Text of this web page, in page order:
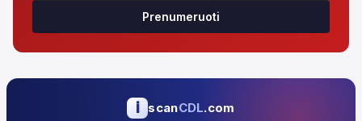
Prenumeruoti
i scanCDL.com